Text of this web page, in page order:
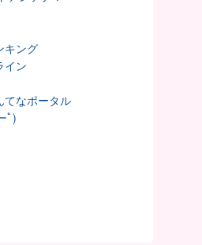
キング
イン
てなポータル
ﾟ)